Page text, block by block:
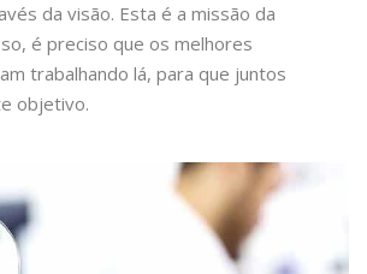
da visão. Esta é a missão da
é preciso que os melhores
trabalhando lá, para que juntos
objetivo.